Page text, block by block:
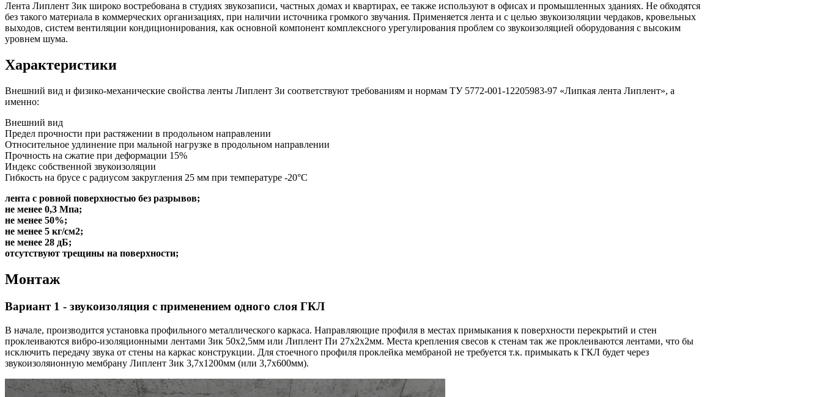
Лента Липлент Зик широко востребована в студиях звукозаписи, частных домах и квартирах, ее также используют в офисах и промышленных зданиях. Не обходятся
без такого материала в коммерческих организациях, при наличии источника громкого звучания. Применяется лента и с целью звукоизоляции чердаков, кровельных
выходов, систем вентиляции кондиционирования, как основной компонент комплексного урегулирования проблем со звукоизоляцией оборудования с высоким
уровнем шума.
Характеристики
Внешний вид и физико-механические свойства ленты Липлент Зи соответствуют требованиям и нормам ТУ 5772-001-12205983-97 «Липкая лента Липлент», а
именно:
Внешний вид
Предел прочности при растяжении в продольном направлении
Относительное удлинение при мальной нагрузке в продольном направлении
Прочность на сжатие при деформации 15%
Индекс собственной звукоизоляции
Гибкость на брусе с радиусом закругления 25 мм при температуре -20°С
лента с ровной поверхностью без разрывов;
не менее 0,3 Мпа;
не менее 50%;
не менее 5 кг/см2;
не менее 28 дБ;
отсутствуют трещины на поверхности;
Монтаж
Вариант 1 - звукоизоляция с применением одного слоя ГКЛ
В начале, производится установка профильного металлического каркаса. Направляющие профиля в местах примыкания к поверхности перекрытий и стен
проклеиваются вибро-изоляционными лентами Зик 50х2,5мм или Липлент Пи 27х2х2мм. Места крепления свесов к стенам так же проклеиваются лентами, что бы
исключить передачу звука от стены на каркас конструкции. Для стоечного профиля проклейка мембраной не требуется т.к. примыкать к ГКЛ будет через
звукоизоляионную мембрану Липлент Зик 3,7х1200мм (или 3,7х600мм).